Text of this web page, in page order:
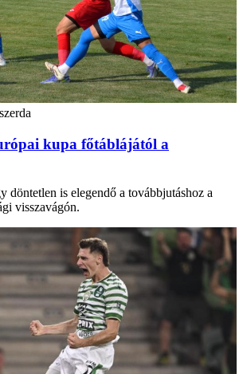
kupa főtáblájától a
döntetlen is elegendő a továbbjutáshoz a
visszavágón.